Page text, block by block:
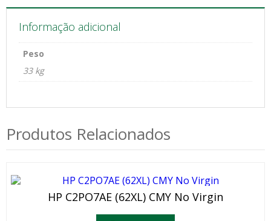
Informação adicional
Peso
33 kg
Produtos Relacionados
HP C2PO7AE (62XL) CMY No Virgin